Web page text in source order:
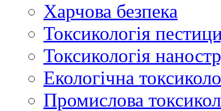
Харчова безпека
Токсикологія
Токсикологія
Екологічна
Промислова